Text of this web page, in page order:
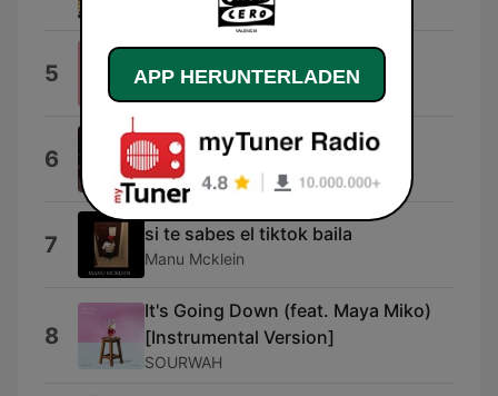
5 Vincent Perrot
6 Carina
James Hunter
7 si te sabes el tiktok baila
Manu Mcklein
8
It's Going Down (feat. Maya Miko)
[Instrumental Version]
SOURWAH
APP HERUNTERLADEN